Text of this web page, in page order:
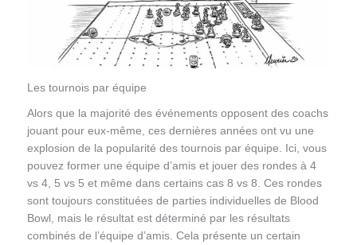
Les tournois par équipe
Alors que la majorité des événements opposent des coachs
jouant pour eux-même, ces dernières années ont vu une
explosion de la popularité des tournois par équipe. Ici, vous
pouvez former une équipe d’amis et jouer des rondes à 4
vs 4, 5 vs 5 et même dans certains cas 8 vs 8. Ces rondes
sont toujours constituées de parties individuelles de Blood
Bowl, mais le résultat est déterminé par les résultats
combinés de l’équipe d’amis. Cela présente un certain